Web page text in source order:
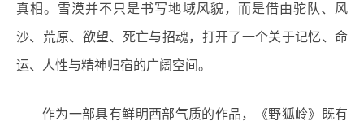
真相。雪漠并不只是书写地域风貌，而是借由驼队、风
沙、荒原、欲望、死亡与招魂，打开了一个关于记忆、命
运、人性与精神归宿的广阔空间。
作为一部具有鲜明西部气质的作品，《野狐岭》既有